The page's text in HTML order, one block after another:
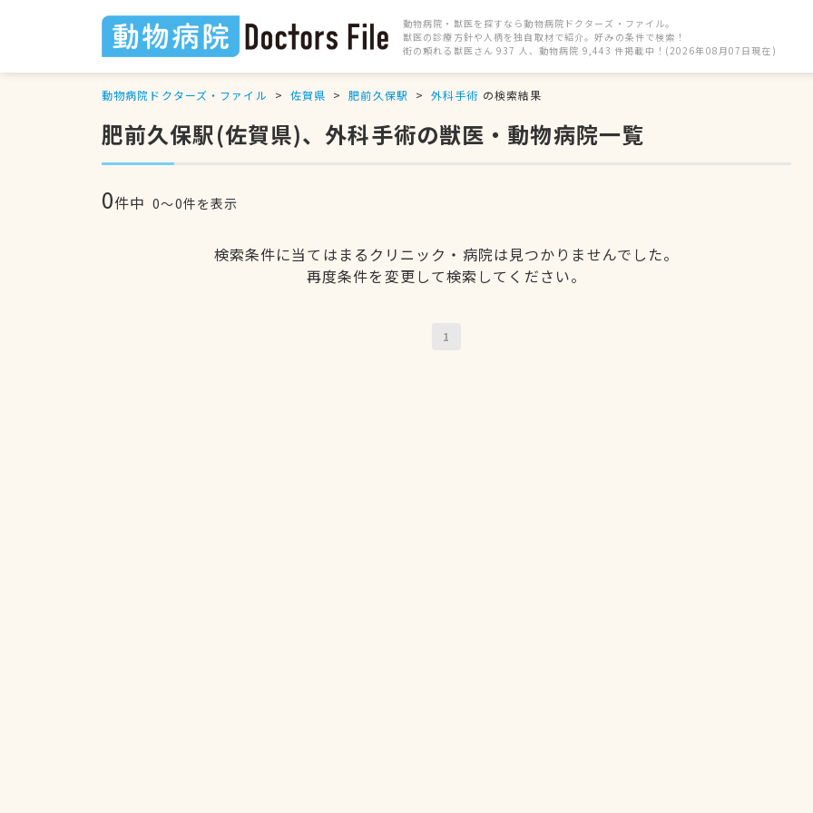
動物病院・獣医を探すなら動物病院ドクターズ・ファイル。
獣医の診療方針や人柄を独自取材で紹介。好みの条件で検索！
街の頼れる獣医さん 937 人、動物病院 9,443 件掲載中！(2026年08月07日現在)
動物病院ドクターズ・ファイル 佐賀県 肥前久保駅 外科手術 の検索結果
肥前久保駅(佐賀県)、外科手術の獣医・動物病院一覧
0件中 0〜0件を表示
検索条件に当てはまるクリニック・病院は見つかりませんでした。
再度条件を変更して検索してください。
1